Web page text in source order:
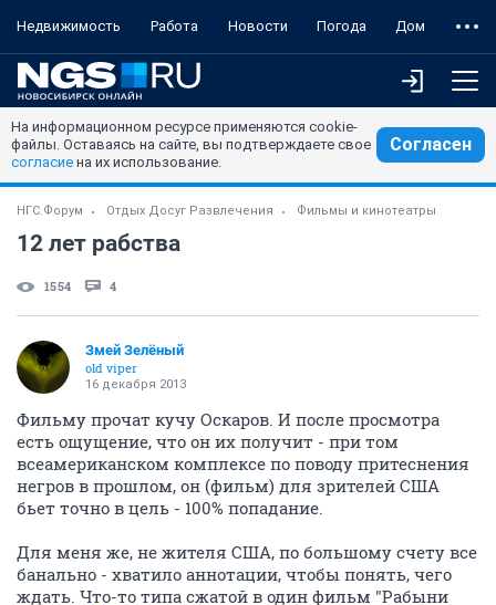
Недвижимость Работа Новости Погода Дом
На информационном ресурсе применяются cookie-
файлы. Оставаясь на сайте, вы подтверждаете свое
согласие на их использование.
Согласен
НГС.Форум Отдых Досуг Развлечения Фильмы и кинотеатры
12 лет рабства
1554 4
Змей Зелёный
old viper
16 декабря 2013
Фильму прочат кучу Оскаров. И после просмотра
есть ощущение, что он их получит - при том
всеамериканском комплексе по поводу притеснения
негров в прошлом, он (фильм) для зрителей США
бьет точно в цель - 100% попадание.
Для меня же, не жителя США, по большому счету все
банально - хватило аннотации, чтобы понять, чего
ждать. Что-то типа сжатой в один фильм "Рабыни